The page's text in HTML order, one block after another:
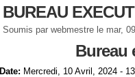
BUREAU
Soumis par webmestre le mar,
Bureau
Date: Mercredi, 10 Avril, 2024 -